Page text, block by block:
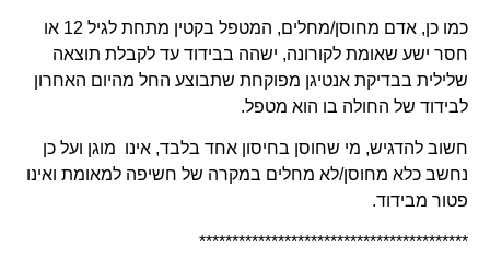
כמו כן, אדם מחוסן/מחלים, המטפל בקטין מתחת לגיל 12 או
חסר ישע שאומת לקורונה, ישהה בבידוד עד לקבלת תוצאה
שלילית בבדיקת אנטיגן מפוקחת שתבוצע החל מהיום האחרון
לבידוד של החולה בו הוא מטפל.
חשוב להדגיש, מי שחוסן בחיסון אחד בלבד, אינו מוגן ועל כן
נחשב כלא מחוסן/לא מחלים במקרה של חשיפה למאומת ואינו
פטור מבידוד.
*****************************************